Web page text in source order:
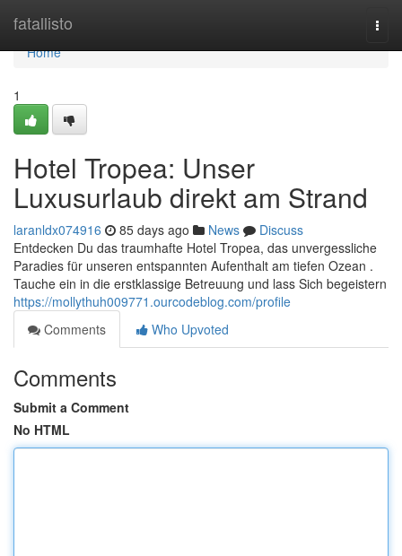
fatallisto
Home
Home
1
Hotel Tropea: Unser
Luxusurlaub direkt am Strand
laranldx074916 85 days ago News
Discuss
Entdecken Du das traumhafte Hotel Tropea, das unvergessliche
Paradies für unseren entspannten Aufenthalt am tiefen Ozean .
Tauche ein in die erstklassige Betreuung und lass Sich begeistern
https://mollythuh009771.ourcodeblog.com/profile
Comments
Who Upvoted
Comments
Submit a Comment
No HTML